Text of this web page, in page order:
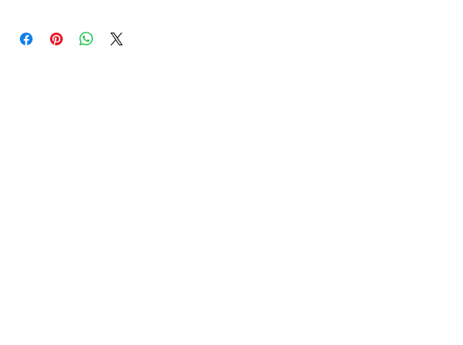
25B Woolmer Way, Bordon, Hants, GU35 9QE